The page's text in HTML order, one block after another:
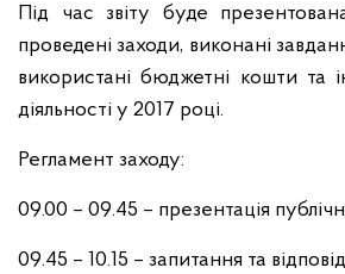
Під час звіту буде
проведені заходи, виконані
використані бюджетні кошти та
діяльності у 2017 році.
Регламент заходу:
09.00 – 09.45 – презентація
09.45 – 10.15 – запитання та